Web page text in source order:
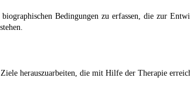
Bedingungen zu erfassen, die zur
herauszuarbeiten, die mit Hilfe der Therapie